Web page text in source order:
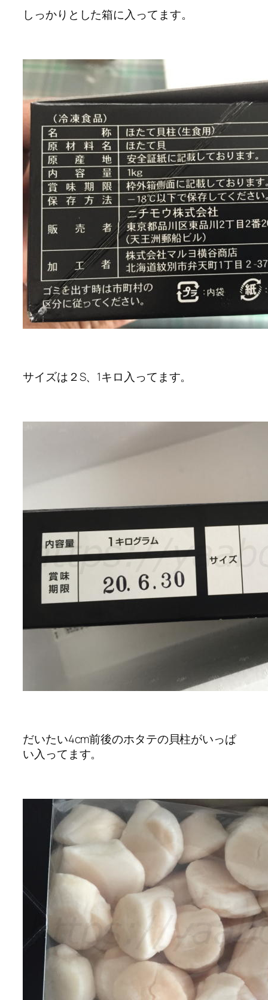
しっかりとした箱に入ってます。
サイズは２S、1キロ入ってます。
だいたい4cm前後のホタテの貝柱がいっぱ
い入ってます。